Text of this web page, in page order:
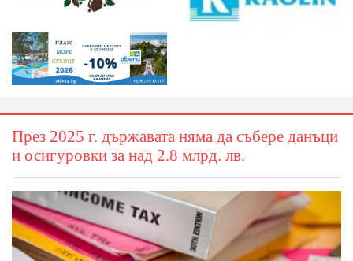
През 2025 г. държавата няма да събере данъци
и осигуровки за над 2.8 млрд. лв.